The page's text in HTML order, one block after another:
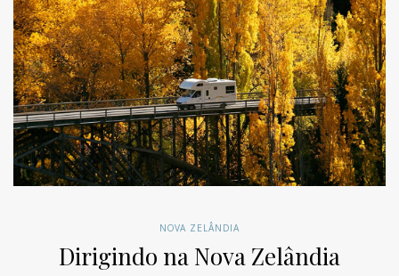
NOVA ZELÂNDIA
Dirigindo na Nova Zelândia